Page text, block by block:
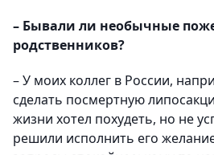
– Бывали ли необычные
родственников?
– У моих коллег в России,
сделать посмертную
жизни хотел похудеть, но не
решили исполнить его